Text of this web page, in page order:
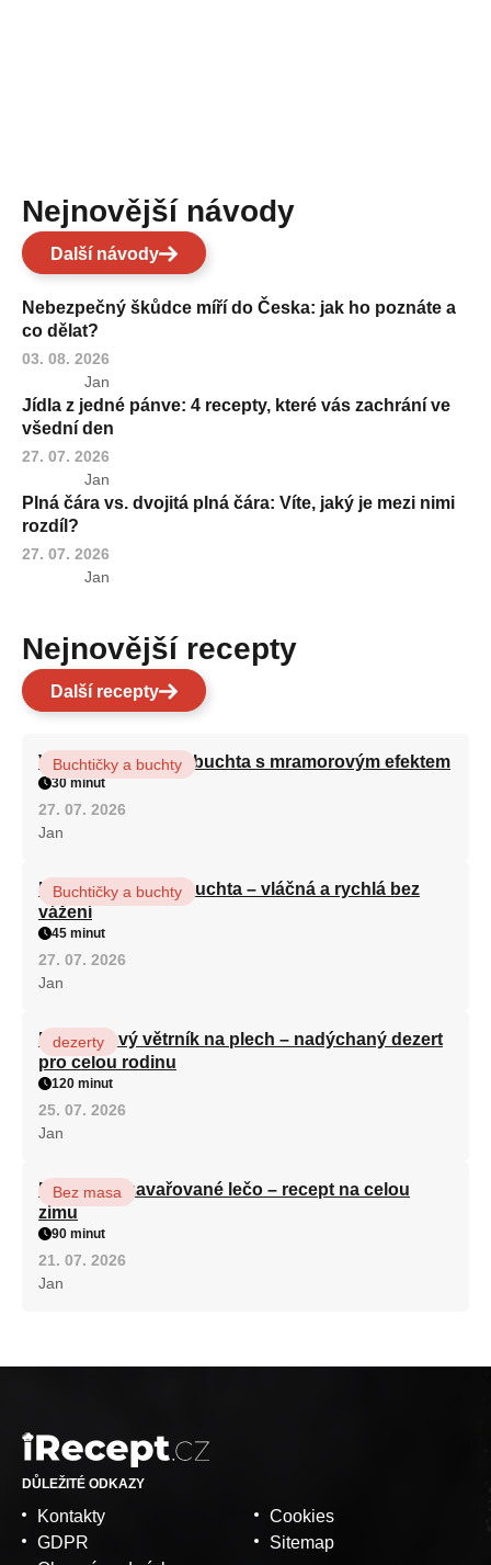
Nejnovější návody
Další návody
Nebezpečný škůdce míří do Česka: jak ho poznáte a
co dělat?
03. 08. 2026
Jan
Jídla z jedné pánve: 4 recepty, které vás zachrání ve
všední den
27. 07. 2026
Jan
Plná čára vs. dvojitá plná čára: Víte, jaký je mezi nimi
rozdíl?
27. 07. 2026
Jan
Nejnovější recepty
Další recepty
Vláčná olejová litá buchta s mramorovým efektem
Buchtičky a buchty
30 minut
27. 07. 2026
Jan
Hrnková maková buchta – vláčná a rychlá bez
vážení
Buchtičky a buchty
45 minut
27. 07. 2026
Jan
Karamelový větrník na plech – nadýchaný dezert
pro celou rodinu
dezerty
120 minut
25. 07. 2026
Jan
Babiččino zavařované lečo – recept na celou
zimu
Bez masa
90 minut
21. 07. 2026
Jan
DŮLEŽITÉ ODKAZY
Kontakty
GDPR
Cookies
Sitemap